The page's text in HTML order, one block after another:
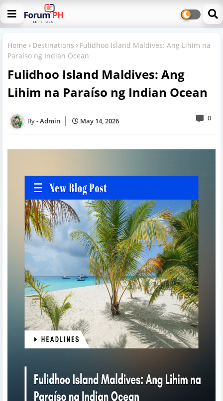
Home Destinations
Fulidhoo Island Maldives: Ang Lihim na
Paraíso ng Indian Ocean
Fulidhoo Island Maldives: Ang
Lihim na Paraíso ng Indian Ocean
Admin May 14, 2026 0